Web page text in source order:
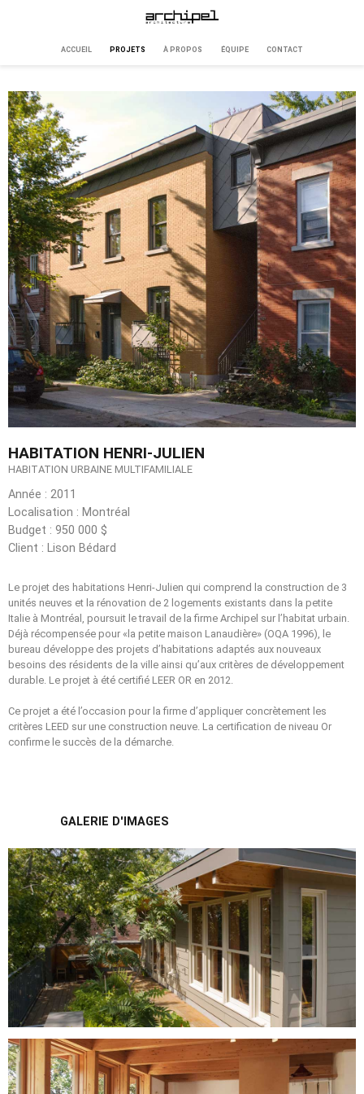
ACCUEIL PROJETS À PROPOS ÉQUIPE CONTACT
HABITATION HENRI-JULIEN
HABITATION URBAINE MULTIFAMILIALE
Année : 2011
Localisation : Montréal
Budget : 950 000 $
Client : Lison Bédard
Le projet des habitations Henri-Julien qui comprend la construction de 3
unités neuves et la rénovation de 2 logements existants dans la petite
Italie à Montréal, poursuit le travail de la firme Archipel sur l’habitat urbain.
Déjà récompensée pour «la petite maison Lanaudière» (OQA 1996), le
bureau développe des projets d’habitations adaptés aux nouveaux
besoins des résidents de la ville ainsi qu’aux critères de développement
durable. Le projet à été certifié LEER OR en 2012.
Ce projet a été l’occasion pour la firme d’appliquer concrètement les
critères LEED sur une construction neuve. La certification de niveau Or
confirme le succès de la démarche.
GALERIE D'IMAGES